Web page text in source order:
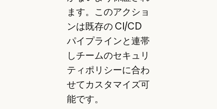
ます。このアクショ
ンは既存の CI/CD
パイプラインと連帯
しチームのセキュリ
ティポリシーに合わ
せてカスタマイズ可
能です。